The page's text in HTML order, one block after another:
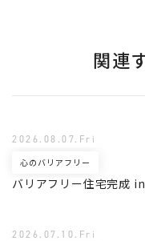
関連
バリアフリー住宅完成
心のバリアフリー
2026.08.07.Fri
2026.07.10.Fri